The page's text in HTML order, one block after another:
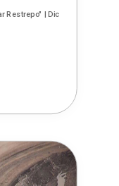
Restrepo" |Dic